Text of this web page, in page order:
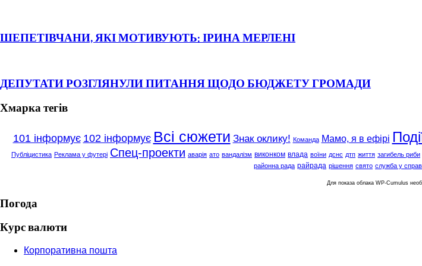
ШЕПЕТІВЧАНИ, ЯКІ МОТИВУЮТЬ: ІРИНА МЕРЛЕНІ
ДЕПУТАТИ РОЗГЛЯНУЛИ ПИТАННЯ ЩОДО БЮДЖЕТУ ГРОМАДИ
Хмарка тегів
101 інформує 102 інформує Всі сюжети Знак оклику! Команда Мамо, я в ефірі
Публіцистика Реклама у футері Спец-проекти аварія ато вандалізм виконком влада воїни дснс дтп життя загибель риби
районна рада райрада рішення свято служба у
Для показа облака WP-Cumulus
Погода
Курс валюти
Корпоративна пошта